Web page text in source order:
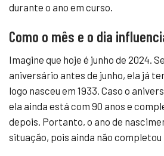
durante o ano em curso.
Como o mês e o dia
Imagine que hoje é junho de 2024.
aniversário antes de junho, ela já
logo nasceu em 1933. Caso o
ela ainda está com 90 anos e
depois. Portanto, o ano de
situação, pois ainda não completou